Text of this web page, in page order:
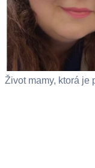
Život mamy, ktorá je